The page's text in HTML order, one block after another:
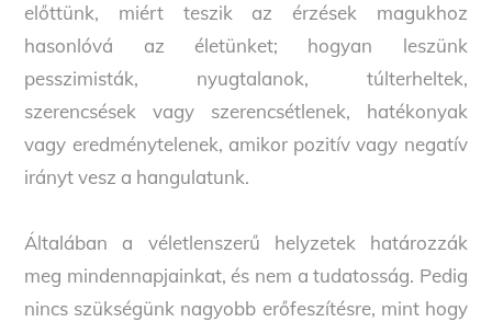
előttünk, miért teszik az érzések magukhoz
hasonlóvá az életünket; hogyan leszünk
pesszimisták, nyugtalanok, túlterheltek,
szerencsések vagy szerencsétlenek, hatékonyak
vagy eredménytelenek, amikor pozitív vagy negatív
irányt vesz a hangulatunk.
Általában a véletlenszerű helyzetek határozzák
meg mindennapjainkat, és nem a tudatosság. Pedig
nincs szükségünk nagyobb erőfeszítésre, mint hogy